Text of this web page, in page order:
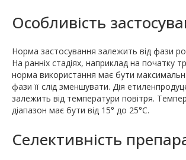
Особливість
Норма застосування залежить від фази
На ранніх стадіях, наприклад на початку
норма використання має бути
фази її слід зменшувати. Дія
залежить від температури повітря.
діапазон має бути від 15° до 25°С.
Селективність